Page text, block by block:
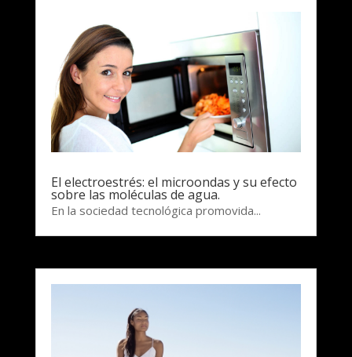
El electroestrés: el microondas y su efecto
sobre las moléculas de agua.
En la sociedad tecnológica promovida...